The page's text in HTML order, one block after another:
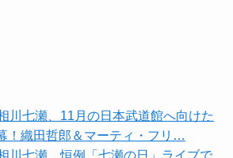
川七瀬、11月の日本武道館へ向けた
！織田哲郎＆マーティ・フリ…
川七瀬、恒例「七瀬の日」ライブで